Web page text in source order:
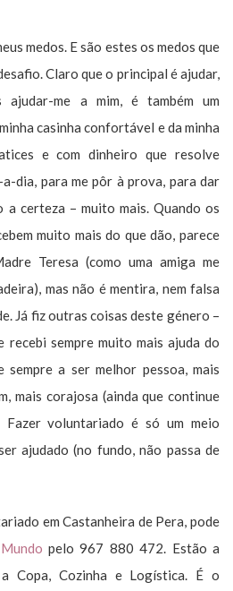
medos. E são estes os medos que
Claro que o principal é ajudar,
ajudar-me a mim, é também um
casinha confortável e da minha
e com dinheiro que resolve
dia, para me pôr à prova, para dar
a certeza – muito mais. Quando os
muito mais do que dão, parece
Teresa (como uma amiga me
mas não é mentira, nem falsa
Já fiz outras coisas deste género –
recebi sempre muito mais ajuda do
sempre a ser melhor pessoa, mais
mais corajosa (ainda que continue
Fazer voluntariado é só um meio
ajudado (no fundo, não passa de
em Castanheira de Pera, pode
pelo 967 880 472. Estão a
Copa, Cozinha e Logística. É o